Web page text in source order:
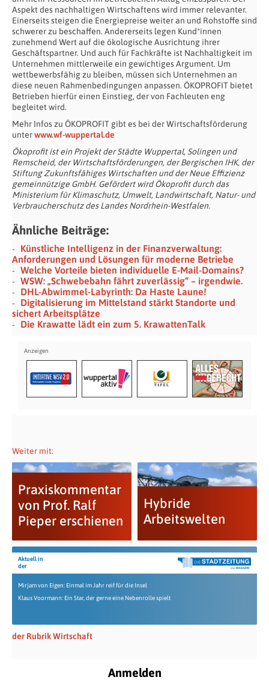
Aspekt des nachhaltigen Wirtschaftens wird immer relevanter.
Einerseits steigen die Energiepreise weiter an und Rohstoffe sind
schwerer zu beschaffen. Andererseits legen Kund*innen
zunehmend Wert auf die ökologische Ausrichtung ihrer
Geschäftspartner. Und auch für Fachkräfte ist Nachhaltigkeit im
Unternehmen mittlerweile ein gewichtiges Argument. Um
wettbewerbsfähig zu bleiben, müssen sich Unternehmen an
diese neuen Rahmenbedingungen anpassen. ÖKOPROFIT bietet
Betrieben hierfür einen Einstieg, der von Fachleuten eng
begleitet wird.
Mehr Infos zu ÖKOPROFIT gibt es bei der Wirtschaftsförderung
unterwww.wf-wuppertal.de
Ökoprofit ist ein Projekt der Städte Wuppertal, Solingen und
Remscheid, der Wirtschaftsförderungen, der Bergischen IHK, der
Stiftung Zukunftsfähiges Wirtschaften und der Neue Effizienz
gemeinnützige GmbH. Gefördert wird Ökoprofit durch das
Ministerium für Klimaschutz, Umwelt, Landwirtschaft, Natur- und
Verbraucherschutz des Landes Nordrhein-Westfalen.
Ähnliche Beiträge:
Künstliche Intelligenz in der Finanzverwaltung:
Anforderungen und Lösungen für moderne Betriebe
Welche Vorteile bieten individuelle E-Mail-Domains?
WSW: „Schwebebahn fährt zuverlässig“ – irgendwie.
DHL-Abwimmel-Labyrinth: Da Haste Laune!
Digitalisierung im Mittelstand stärkt Standorte und
sichert Arbeitsplätze
Die Krawatte lädt ein zum 5. KrawattenTalk
Weiter mit:
Praxiskommentar
von Prof. Ralf
Pieper erschienen
Hybride
Arbeitswelten
Aktuell in
der
Mirjam von Eigen: Einmal im Jahr reif für die Insel
Klaus Voormann: Ein Star, der gerne eine Nebenrolle spielt
der Rubrik Wirtschaft
Anmelden